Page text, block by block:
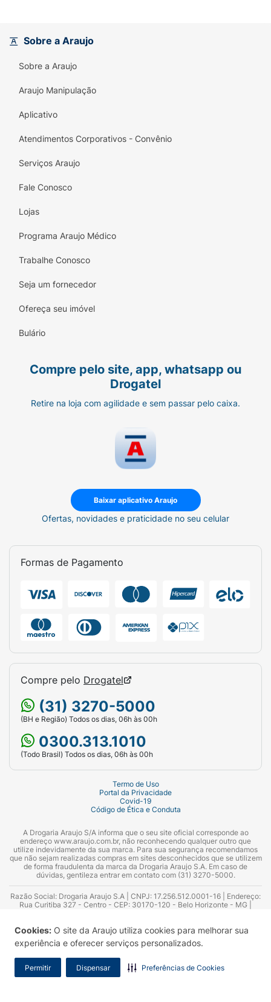
Cookies: O site da Araujo utiliza cookies para melhorar sua
experiência e oferecer serviços personalizados.
Permitir Dispensar Preferências de Cookies
Modo conservação:
seco e inodoro.
Sobre a Araujo
Sobre a Araujo
Araujo Manipulação
Aplicativo
Atendimentos Corporativos - Convênio
Serviços Araujo
Fale Conosco
Lojas
Programa Araujo Médico
Trabalhe Conosco
Seja um fornecedor
Ofereça seu imóvel
Bulário
Compre pelo site, app, whatsapp ou
Drogatel
Retire na loja com agilidade e sem passar pelo caixa.
Baixar aplicativo Araujo
Ofertas, novidades e praticidade no seu celular
Formas de Pagamento
Compre pelo Drogatel
(31) 3270-5000
(BH e Região) Todos os dias, 06h às 00h
0300.313.1010
(Todo Brasil) Todos os dias, 06h às 00h
Termo de Uso
Portal da Privacidade
Covid-19
Código de Ética e Conduta
A Drogaria Araujo S/A informa que o seu site oficial corresponde ao
endereço www.araujo.com.br, não reconhecendo qualquer outro que
utilize indevidamente da sua marca. Para sua segurança recomendamos
que não sejam realizadas compras em sites desconhecidos que se utilizem
de forma fraudulenta da marca da Drogaria Araujo S.A. Em caso de
dúvidas, gentileza entrar em contato com (31) 3270-5000.
Razão Social: Drogaria Araujo S.A | CNPJ: 17.256.512.0001-16 | Endereço:
Rua Curitiba 327 - Centro - CEP: 30170-120 - Belo Horizonte - MG |
Azevedo Guimarães – CRF 10.965 | Yasmin Silva Alvarenga – CRF 52.584 -
Consultor substituto: Thiago Aguiar Pinheiro - CRF Nº 13.748. Alvará
Sanitário: 2025020713 | Autorização de Funcionamento da Empresa (AFE):